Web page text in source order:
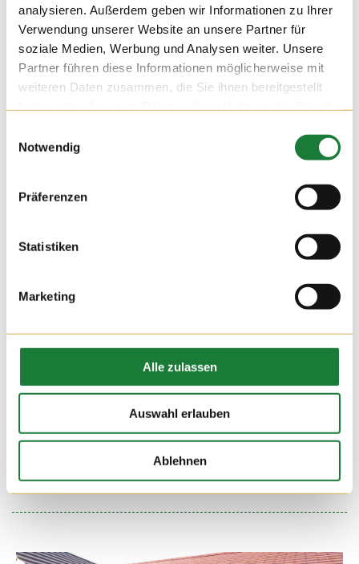
analysieren. Außerdem geben wir Informationen zu Ihrer
Verwendung unserer Website an unsere Partner für
soziale Medien, Werbung und Analysen weiter. Unsere
Partner führen diese Informationen möglicherweise mit
weiteren Daten zusammen, die Sie ihnen bereitgestellt
Notwendig
Präferenzen
Statistiken
Marketing
Alle zulassen
Auswahl erlauben
Ablehnen
Rinderhaltung konnten hier besprochen werden.
„Wissen wo es herkommt“ war das Motto des Combi-
Marktes aus Bösel. Gerne haben wir den Kolleginnen und
Kollegen des Marktes über die Tierhaltung auf den
Goldschmaus Betrieben informiert. So können sie diese
Infomationen auch direkt an den Kunden weitergeben.